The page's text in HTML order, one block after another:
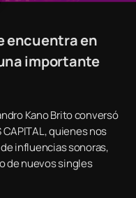
encuentra en
importante
Kano Brito conversó
CAPITAL, quienes nos
influencias sonoras,
de nuevos singles